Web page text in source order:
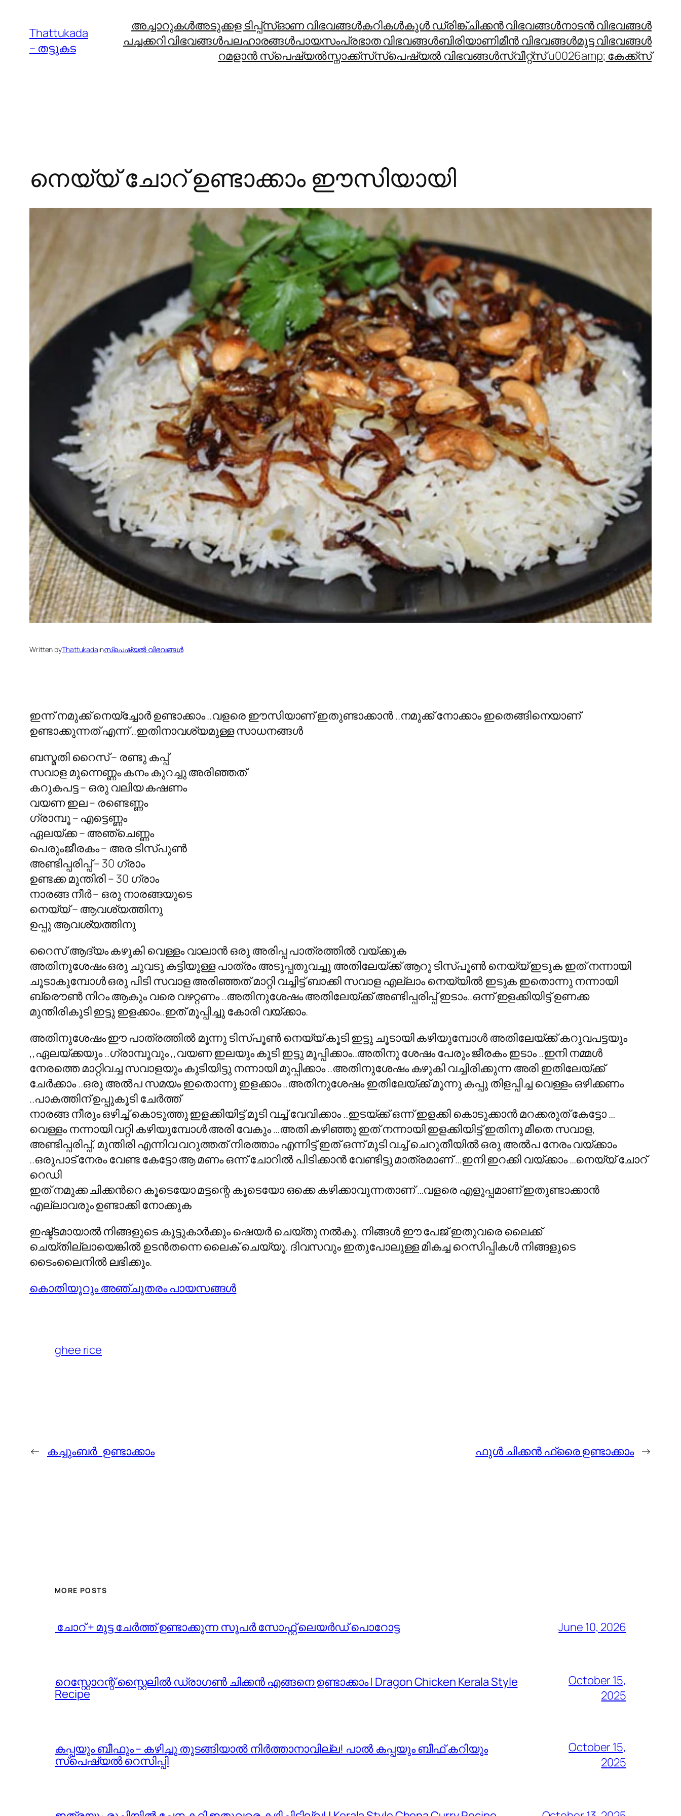
content
Thattukada
– തട്ടുകട
അച്ചാറുകള്‍അടുക്കള ടിപ്പ്സ്ഓണ വിഭവങ്ങൾകറികള്‍കൂള്‍ ഡ്രിങ്ക്ചിക്കന്‍ വിഭവങ്ങള്‍നാടന്‍ വിഭവങ്ങള്‍
പച്ചക്കറി വിഭവങ്ങള്‍പലഹാരങ്ങള്‍പായസംപ്രഭാത വിഭവങ്ങള്‍ബിരിയാണിമീന്‍ വിഭവങ്ങള്‍മുട്ട വിഭവങ്ങള്‍
റമളാന്‍ സ്പെഷ്യല്‍സ്നാക്ക്സ്സ്പെഷ്യല്‍ വിഭവങ്ങള്‍സ്വീറ്റ്സ് u0026amp; കേക്ക്സ്
നെയ്യ് ചോറ് ഉണ്ടാക്കാം ഈസിയായി
Written byThattukadainസ്പെഷ്യല്‍ വിഭവങ്ങള്‍
ഇന്ന് നമുക്ക് നെയ്ച്ചോര്‍ ഉണ്ടാക്കാം ..വളരെ ഈസിയാണ് ഇതുണ്ടാക്കാന്‍ ..നമുക്ക് നോക്കാം ഇതെങ്ങിനെയാണ്‌
ഉണ്ടാക്കുന്നത് എന്ന് ..ഇതിനാവശ്യമുള്ള സാധനങ്ങള്‍
ബസ്മതി റൈസ് – രണ്ടു കപ്പ്‌
സവാള മൂന്നെണ്ണം കനം കുറച്ചു അരിഞ്ഞത്
കറുകപട്ട – ഒരു വലിയ കഷണം
വയണ ഇല – രണ്ടെണ്ണം
ഗ്രാമ്പൂ – എട്ടെണ്ണം
ഏലയ്ക്ക – അഞ്ചെണ്ണം
പെരുംജീരകം – അര ടിസ്പൂണ്‍
അണ്ടിപ്പരിപ്പ് – 30 ഗ്രാം
ഉണ്ടക്ക മുന്തിരി – 30 ഗ്രാം
നാരങ്ങ നീര്‍ – ഒരു നാരങ്ങയുടെ
നെയ്യ് – ആവശ്യത്തിനു
ഉപ്പു ആവശ്യത്തിനു
റൈസ് ആദ്യം കഴുകി വെള്ളം വാലാന്‍ ഒരു അരിപ്പ പാത്രത്തില്‍ വയ്ക്കുക
അതിനുശേഷം ഒരു ചുവടു കട്ടിയുള്ള പാത്രം അടുപ്പതുവച്ചു അതിലേയ്ക്ക് ആറു ടിസ്പൂണ്‍ നെയ്യ് ഇടുക ഇത് നന്നായി
ചൂടാകുമ്പോള്‍ ഒരു പിടി സവാള അരിഞ്ഞത് മാറ്റി വച്ചിട്ട് ബാക്കി സവാള എല്ലാം നെയ്യില്‍ ഇടുക ഇതൊന്നു നന്നായി
ബ്രൌണ്‍ നിറം ആകും വരെ വഴറ്റണം ..അതിനുശേഷം അതിലേയ്ക്ക് അണ്ടിപ്പരിപ്പ് ഇടാം..ഒന്ന് ഇളക്കിയിട്ട് ഉണക്ക
മുന്തിരികൂടി ഇട്ടു ഇളക്കാം..ഇത് മൂപ്പിച്ചു കോരി വയ്ക്കാം.
അതിനുശേഷം ഈ പാത്രത്തില്‍ മൂന്നു ടിസ്പൂണ്‍ നെയ്യ് കൂടി ഇട്ടു ചൂടായി കഴിയുമ്പോള്‍ അതിലേയ്ക്ക് കറുവപട്ടയും
,,ഏലയ്ക്കയും ..ഗ്രാമ്പൂവും ,,വയണ ഇലയും കൂടി ഇട്ടു മൂപ്പിക്കാം..അതിനു ശേഷം പേരും ജീരകം ഇടാം ..ഇനി നമ്മള്‍
നേരത്തെ മാറ്റിവച്ച സവാളയും കൂടിയിട്ടു നന്നായി മൂപ്പിക്കാം ..അതിനുശേഷം കഴുകി വച്ചിരിക്കുന്ന അരി ഇതിലേയ്ക്ക്
ചേര്‍ക്കാം ..ഒരു അല്‍പ സമയം ഇതൊന്നു ഇളക്കാം ..അതിനുശേഷം ഇതിലേയ്ക്ക് മൂന്നു കപ്പു തിളപ്പിച്ച വെള്ളം ഒഴിക്കണം
..പാകത്തിന് ഉപ്പുകൂടി ചേര്‍ത്ത്
നാരങ്ങ നീരും ഒഴിച്ച് കൊടുത്തു ഇളക്കിയിട്ട് മൂടി വച്ച് വേവിക്കാം ..ഇടയ്ക്ക് ഒന്ന് ഇളക്കി കൊടുക്കാന്‍ മറക്കരുത് കേട്ടോ …
വെള്ളം നന്നായി വറ്റി കഴിയുമ്പോള്‍ അരി വേകും …അതി കഴിഞ്ഞു ഇത് നന്നായി ഇളക്കിയിട്ട് ഇതിനു മീതെ സവാള,
അണ്ടിപ്പരിപ്പ്, മുന്തിരി എന്നിവ വറുത്തത് നിരത്താം എന്നിട്ട് ഇത് ഒന്ന് മൂടി വച്ച് ചെറുതീയില്‍ ഒരു അല്‍പ നേരം വയ്ക്കാം
..ഒരുപാട് നേരം വേണ്ട കേട്ടോ ആ മണം ഒന്ന് ചോറില്‍ പിടിക്കാന്‍ വേണ്ടിട്ടു മാത്രമാണ് …ഇനി ഇറക്കി വയ്ക്കാം …നെയ്യ് ചോറ്
റെഡി
ഇത് നമുക്ക ചിക്കന്‍റെ കൂടെയോ മട്ടന്റെ കൂടെയോ ഒക്കെ കഴിക്കാവുന്നതാണ് …വളരെ എളുപ്പമാണ് ഇതുണ്ടാക്കാന്‍
എല്ലാവരും ഉണ്ടാക്കി നോക്കുക
ഇഷ്ട്ടമായാല്‍ നിങ്ങളുടെ കൂട്ടുകാര്‍ക്കും ഷെയര്‍ ചെയ്തു നല്‍കൂ. നിങ്ങള്‍ ഈ പേജ് ഇതുവരെ ലൈക്ക്
ചെയ്തില്ലായെങ്കില്‍ ഉടന്‍തന്നെ ലൈക് ചെയ്യൂ. ദിവസവും ഇതുപോലുള്ള മികച്ച റെസിപ്പികള്‍ നിങ്ങളുടെ
ടൈംലൈനില്‍ ലഭിക്കും.
കൊതിയൂറും അഞ്ചുതരം പായസങ്ങള്‍
ghee rice
← കച്ചുംബര്‍ ഉണ്ടാക്കാം ഫുള്‍ ചിക്കന്‍ ഫ്രൈ ഉണ്ടാക്കാം →
MORE POSTS
️ ചോറ് + മുട്ട ചേർത്ത് ഉണ്ടാക്കുന്ന സൂപർ സോഫ്റ്റ് ലെയർഡ് പൊറോട്ട June 10, 2026
റെസ്റ്റോറന്റ് സ്റ്റൈലിൽ ഡ്രാഗൺ ചിക്കൻ എങ്ങനെ ഉണ്ടാക്കാം | Dragon Chicken Kerala Style
Recipe
October 15,
2025
കപ്പയും ബീഫും – കഴിച്ചു തുടങ്ങിയാൽ നിർത്താനാവില്ല! പാൽ കപ്പയും ബീഫ് കറിയും
സ്പെഷ്യൽ റെസിപ്പി
October 15,
2025